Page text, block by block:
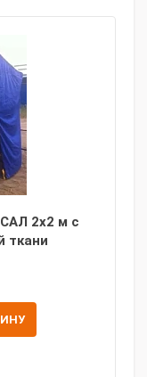
2x2 м с
ткани